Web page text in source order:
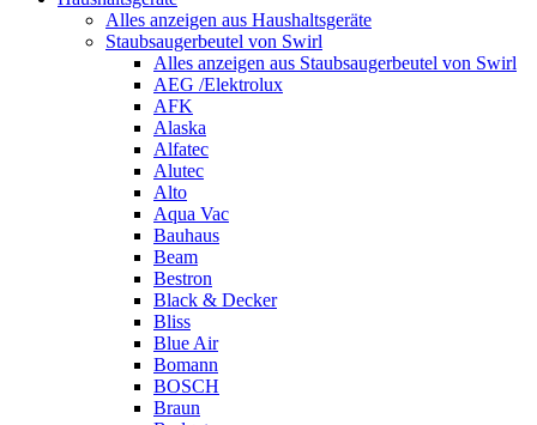
Alles anzeigen aus Haushaltsgeräte
Staubsaugerbeutel von Swirl
Alles anzeigen aus Staubsaugerbeutel von Swirl
AEG /Elektrolux
AFK
Alaska
Alfatec
Alutec
Alto
Aqua Vac
Bauhaus
Beam
Bestron
Black & Decker
Bliss
Blue Air
Bomann
BOSCH
Braun